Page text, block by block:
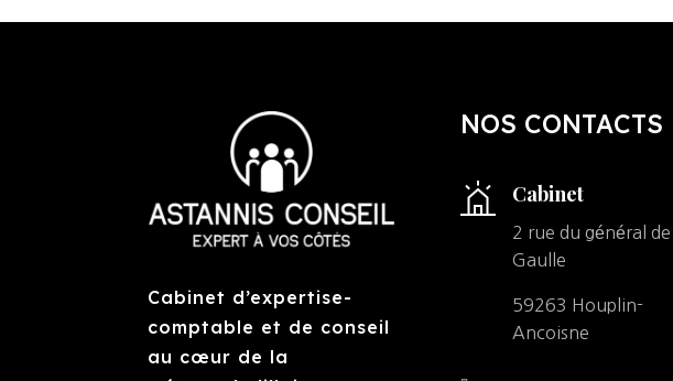
Cabinet d’expertise-
comptable et de conseil
au cœur de la
NOS CONTACTS
Cabinet
2 rue du général de
Gaulle
59263 Houplin-
Ancoisne